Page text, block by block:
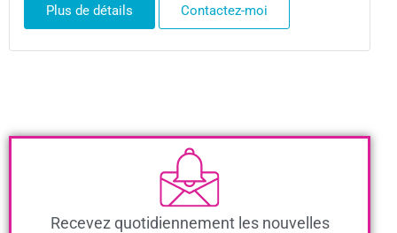
Plus de détails Contactez-moi
Recevez quotidiennement les nouvelles